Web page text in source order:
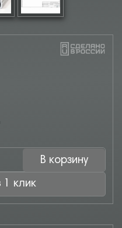
В корзину
Заказать в 1 клик